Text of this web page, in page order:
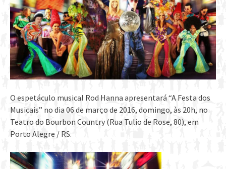
O espetáculo musical Rod Hanna apresentará “A Festa dos
Musicais” no dia 06 de março de 2016, domingo, às 20h, no
Teatro do Bourbon Country (Rua Tulio de Rose, 80), em
Porto Alegre / RS.